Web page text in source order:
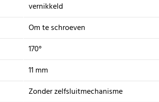
vernikkeld
Om te schroeven
170°
11 mm
Zonder zelfsluitmechanisme